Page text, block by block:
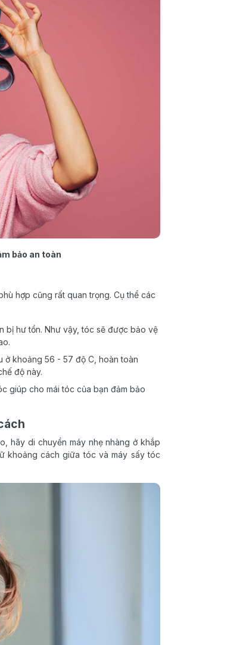
bảo an toàn
hợp cũng rất quan trọng. Cụ thể các
bị hư tổn. Như vậy, tóc sẽ được bảo vệ
ở khoảng 56 - 57 độ C, hoàn toàn
độ này.
giúp cho mái tóc của bạn đảm bảo
hãy di chuyển máy nhẹ nhàng ở khắp
khoảng cách giữa tóc và máy sấy tóc